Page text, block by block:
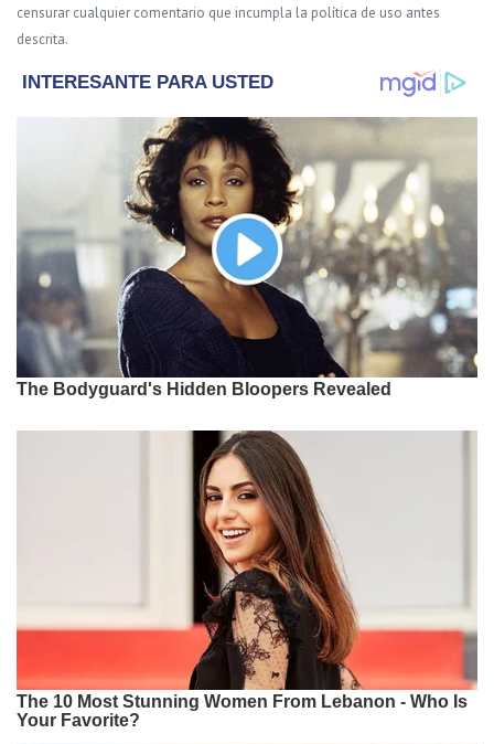
censurar cualquier comentario que incumpla la política de uso antes
descrita.